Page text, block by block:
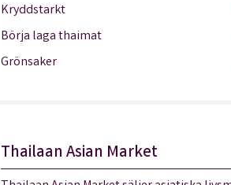
Kryddstarkt
Börja laga thaimat
Grönsaker
Thailaan Asian Market